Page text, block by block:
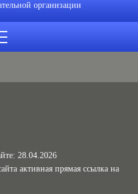
организации
28.04.2026
активная прямая ссылка на